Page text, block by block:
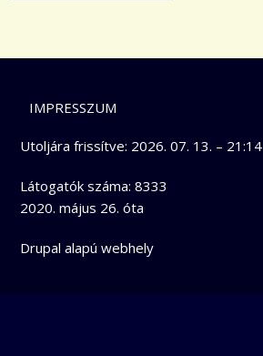
IMPRESSZUM
Utoljára frissítve: 2026. 07. 13. – 21:14
Látogatók száma: 8333
2020. május 26. óta
Drupal alapú webhely